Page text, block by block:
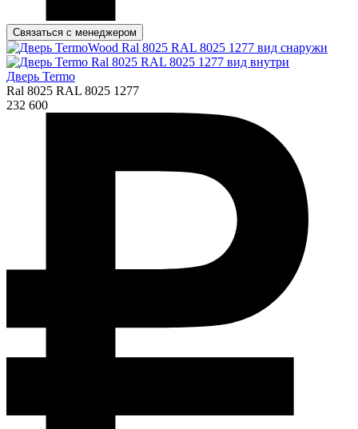
Связаться с менеджером
Дверь Termo
Ral 8025 RAL 8025 1277
232 600